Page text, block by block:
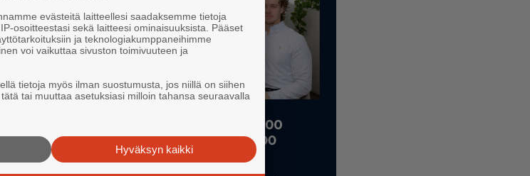
evästeitä laitteellesi saadaksemme tietoja
osoitteestasi sekä laitteesi ominaisuuksista. Pääset
ja teknologiakumppaneihimme
voi vaikuttaa sivuston toimivuuteen ja
tietoja myös ilman suostumusta, jos niillä on siihen
tai muuttaa asetuksiasi milloin tahansa seuraavalla
Hyväksyn kaikki